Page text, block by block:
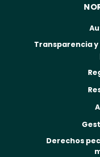
Transparencia
Derechos